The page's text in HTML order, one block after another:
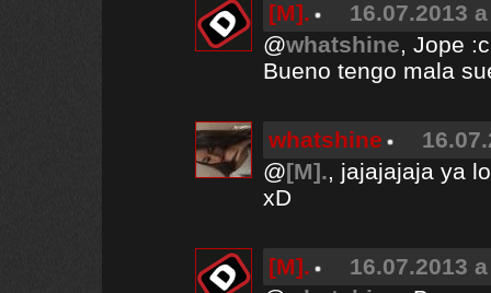
[M].
16.07.2013
@whatshine, Jope :c
Bueno tengo mala
whatshine
@[M]., jajajajaja ya
xD
[M].
16.07.2013